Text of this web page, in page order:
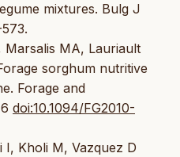
mixtures. Bulg J
Marsalis MA, Lauriault
sorghum nutritive
Forage and
doi:10.1094/FG2010-
I, Kholi M, Vazquez D